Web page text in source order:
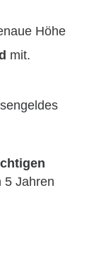
Höhe
mit.
5 Jahren